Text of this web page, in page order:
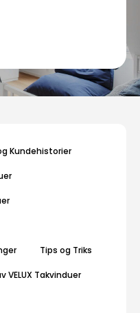
Kundehistorier
Tips og Triks
VELUX Takvinduer